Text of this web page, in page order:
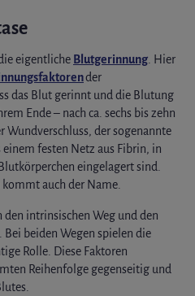
eigentliche Blutgerinnung . Hier
der
das Blut gerinnt und die Blutung
Ende – nach ca. sechs bis zehn
der sogenannte
festen Netz aus Fibrin, in
eingelagert sind.
auch der Name.
intrinsischen Weg und den
beiden Wegen spielen die
Rolle. Diese Faktoren
Reihenfolge gegenseitig und